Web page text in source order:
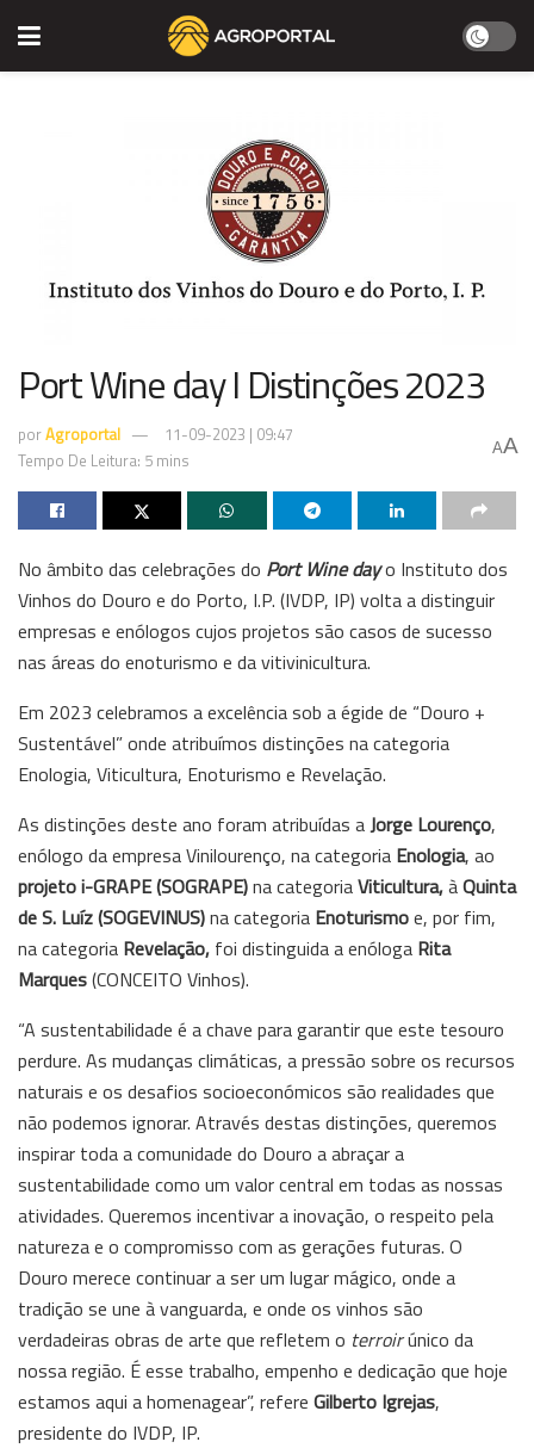
Port Wine day I Distinções 2023
porAgroportal
11-09-2023 | 09:47
Tempo De Leitura: 5 mins
AA
No âmbito das celebrações do Port Wine dayo Instituto dos
Vinhos do Douro e do Porto, I.P. (IVDP, IP) volta a distinguir
empresas e enólogos cujos projetos são casos de sucesso
nas áreas do enoturismo e da vitivinicultura.
Em 2023 celebramos a excelência sob a égide de “Douro +
Sustentável” onde atribuímos distinções na categoria
Enologia, Viticultura, Enoturismo e Revelação.
As distinções deste ano foram atribuídas aJorge Lourenço,
enólogo da empresa Vinilourenço, na categoria Enologia, ao
projeto i-GRAPE (SOGRAPE)na categoriaViticultura,àQuinta
de S. Luíz (SOGEVINUS)na categoria Enoturismoe, por fim,
na categoria Revelação, foi distinguida a enóloga Rita
Marques(CONCEITO Vinhos).
“A sustentabilidade é a chave para garantir que este tesouro
perdure. As mudanças climáticas, a pressão sobre os recursos
naturais e os desafios socioeconómicos são realidades que
não podemos ignorar. Através destas distinções, queremos
inspirar toda a comunidade do Douro a abraçar a
sustentabilidade como um valor central em todas as nossas
atividades. Queremos incentivar a inovação, o respeito pela
natureza e o compromisso com as gerações futuras. O
Douro merece continuar a ser um lugar mágico, onde a
tradição se une à vanguarda, e onde os vinhos são
verdadeiras obras de arte que refletem o terroirúnico da
nossa região. É esse trabalho, empenho e dedicação que hoje
estamos aqui a homenagear”, refere Gilberto Igrejas,
presidente do IVDP, IP.